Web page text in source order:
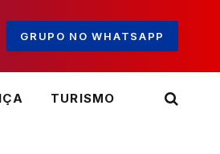
GRUPO NO WHATSAPP
TURISMO